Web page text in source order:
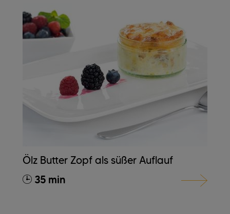
Ölz Butter Zopf als süßer Auflauf
35 min